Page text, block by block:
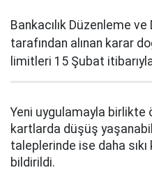
Bankacılık Düzenleme
tarafından alınan karar
limitleri 15 Şubat
Yeni uygulamayla
kartlarda düşüş
taleplerinde ise daha
bildirildi.